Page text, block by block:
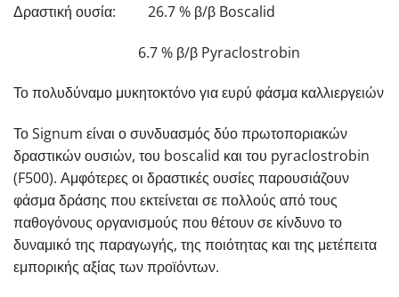
Δραστική ουσία: 26.7 % β/β Boscalid
6.7 % β/β Pyraclostrobin
Το πολυδύναμο μυκητοκτόνο για ευρύ φάσμα καλλιεργειών
Το Signum είναι ο συνδυασμός δύο πρωτοποριακών
δραστικών ουσιών, του boscalid και του pyraclostrobin
(F500). Αμφότερες οι δραστικές ουσίες παρουσιάζουν
φάσμα δράσης που εκτείνεται σε πολλούς από τους
παθογόνους οργανισμούς που θέτουν σε κίνδυνο το
δυναμικό της παραγωγής, της ποιότητας και της μετέπειτα
εμπορικής αξίας των προϊόντων.